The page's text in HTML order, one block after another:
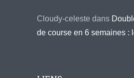
Cloudy-celeste dans
de course en 6 semaines :